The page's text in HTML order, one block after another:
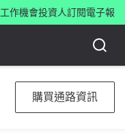
工作機會投資人訂閱電子報
購買通路資訊